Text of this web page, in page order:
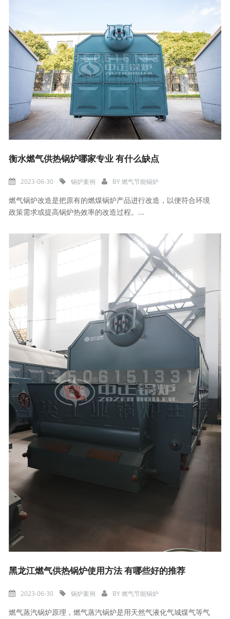
衡水燃气供热锅炉哪家专业 有什么缺点
2023-06-30 锅炉案例 BY燃气节能锅炉
燃气锅炉改造是把原有的燃煤锅炉产品进行改造，以便符合环境
政策需求或提高锅炉热效率的改造过程。...
黑龙江燃气供热锅炉使用方法 有哪些好的推荐
2023-06-30 锅炉案例 BY燃气节能锅炉
燃气蒸汽锅炉原理，燃气蒸汽锅炉是用天然气液化气城煤气等气